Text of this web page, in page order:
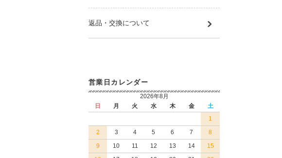
返品・交換について
営業日カレンダー
2026年8月
日
月 火 水 木 金
土
1
2
3 4 5 6 7
8
9
10 11 12 13 14
15